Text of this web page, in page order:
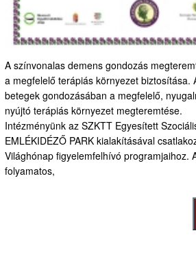
A színvonalas demens gondozás
a megfelelő terápiás környezet biztosítása.
betegek gondozásában a megfelelő,
nyújtó terápiás környezet megteremtése.
Intézményünk az SZKTT Egyesített
EMLÉKIDÉZŐ PARK kialakításával
Világhónap figyelemfelhívó programjaihoz.
folyamatos,